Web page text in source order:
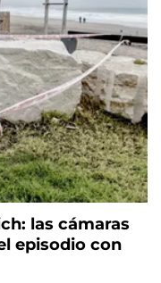
las cámaras
episodio con